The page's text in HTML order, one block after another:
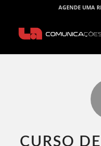
AGENDE UMA
CURSO